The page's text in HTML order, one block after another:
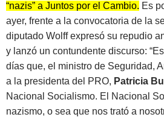
“nazis” a Juntos por el Cambio. Es
ayer, frente a la convocatoria de la
diputado Wolff expresó su repudio
y lanzó un contundente discurso:
días que, el ministro de Seguridad,
a la presidenta del PRO, Patricia
Nacional Socialismo. El Nacional
nazismo, o sea que nos trató a